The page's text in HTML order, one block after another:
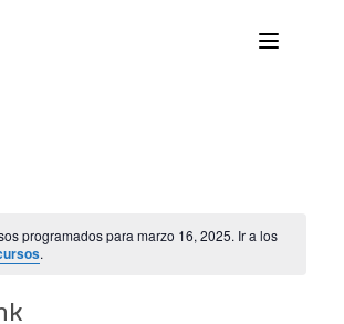
programados para marzo 16, 2025. Ir a los
.